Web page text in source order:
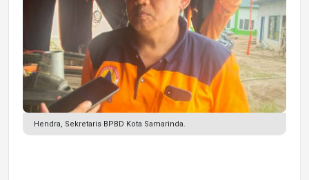
Hendra, Sekretaris BPBD Kota Samarinda.